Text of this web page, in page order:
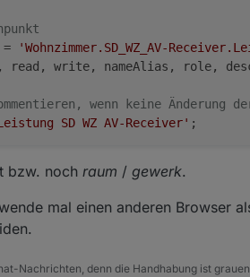
'Wohnzimmer.SD_WZ_AV-
read, write, nameAlias, role,
wenn keine Änderung
SD WZ AV-Receiver'
bzw. noch raum / gewerk.
mal einen anderen Browser
Nachrichten, denn die Handhabung ist